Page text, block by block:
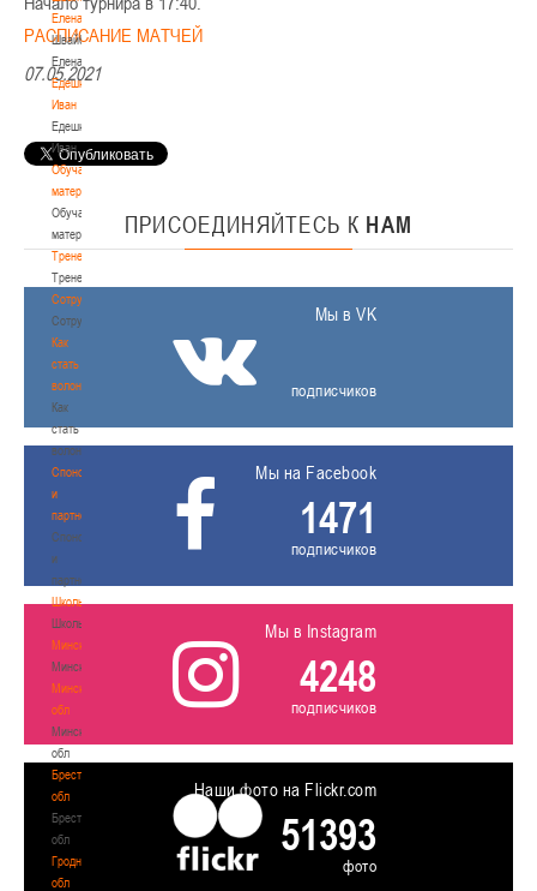
Елена
Швайбович
Елена
Едешко
Иван
Едешко
Иван
Обучающие
материалы
Обучающие
материалы
Тренерам
Тренерам
Сотрудничество
Сотрудничество
Как
стать
волонтером
Как
стать
волонтером
Спонсоры
и
партнеры
Спонсоры
и
партнеры
Школы
Школы
Минск
Минск
Минская
обл
Минская
обл
Брестская
обл
Брестская
обл
Гродненская
обл
РАСПИСАНИЕ МАТЧЕЙ
07.05.2021
ПРИСОЕДИНЯЙТЕСЬ К НАМ
Мы в VK
подписчиков
Мы на Facebook
1471
подписчиков
Мы в Instagram
4248
подписчиков
Наши фото на Flickr.com
51393
фото